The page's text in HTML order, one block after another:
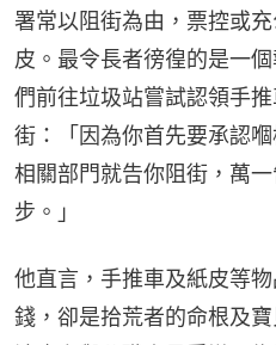
署常以阻街為由，票控或
皮。最令長者徬徨的是一
們前往垃圾站嘗試認領手
街：「因為你首先要承認
相關部門就告你阻街，萬
步。」
他直言，手推車及紙皮等
錢，卻是拾荒者的命根及